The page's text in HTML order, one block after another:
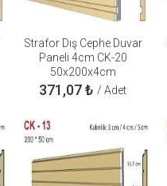
Strafor Dış Cephe Duvar
Paneli 4cm CK-20
50x200x4cm
371,07₺ / Adet